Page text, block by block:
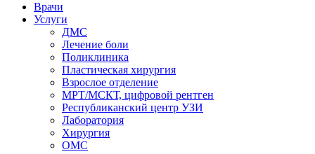
Врачи
Услуги
ДМС
Лечение боли
Поликлиника
Пластическая хирургия
Взрослое отделение
МРТ/МСКТ, цифровой рентген
Республиканский центр УЗИ
Лаборатория
Хирургия
ОМС